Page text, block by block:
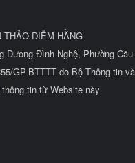
THẢO DIỄM HẰNG
Đình Nghệ, Phường
GP-BTTTT do Bộ Thông tin
tin từ Website này